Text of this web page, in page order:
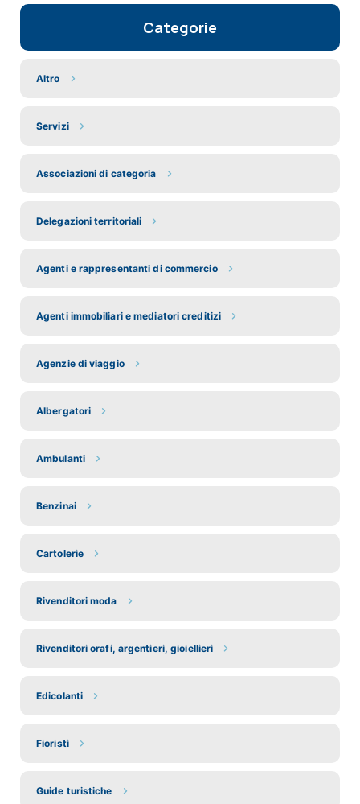
Categorie
Altro
Servizi
Associazioni di categoria
Delegazioni territoriali
Agenti e rappresentanti di commercio
Agenti immobiliari e mediatori creditizi
Agenzie di viaggio
Albergatori
Ambulanti
Benzinai
Cartolerie
Rivenditori moda
Rivenditori orafi, argentieri, gioiellieri
Edicolanti
Fioristi
Guide turistiche